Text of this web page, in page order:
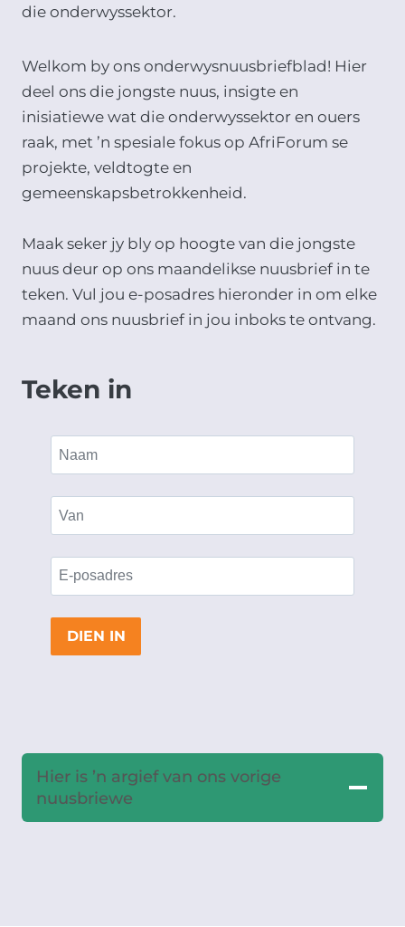
die onderwyssektor.
Welkom by ons onderwysnuusbriefblad! Hier
deel ons die jongste nuus, insigte en
inisiatiewe wat die onderwyssektor en ouers
raak, met ’n spesiale fokus op AfriForum se
projekte, veldtogte en
gemeenskapsbetrokkenheid.
Maak seker jy bly op hoogte van die jongste
nuus deur op ons maandelikse nuusbrief in te
teken. Vul jou e-posadres hieronder in om elke
maand ons nuusbrief in jou inboks te ontvang.
Teken in
DIEN IN
Hier is ’n argief van ons vorige
nuusbriewe